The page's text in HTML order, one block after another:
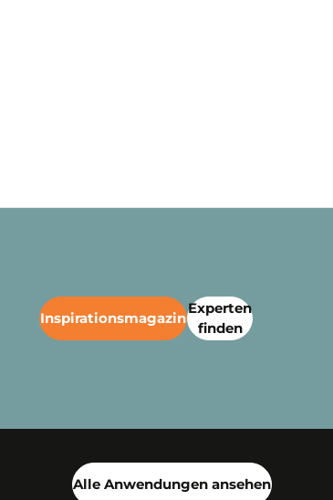
Inspirationsmagazin
Experten
finden
Alle Anwendungen ansehen